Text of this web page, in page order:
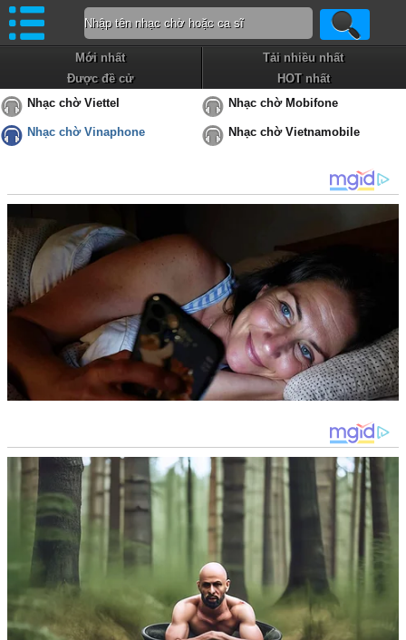
Mới nhất
Tải nhiều nhất
Được đề cử
HOT nhất
Nhạc chờ Viettel
Nhạc chờ Mobifone
Nhạc chờ Vinaphone Nhạc chờ Vietnamobile